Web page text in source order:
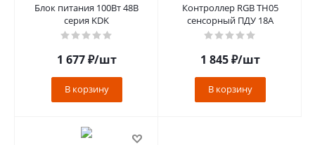
Блок питания 100Вт 48В
серия KDK
1 677₽/шт
В корзину
Контроллер RGB TH05
сенсорный ПДУ 18А
1 845₽/шт
В корзину